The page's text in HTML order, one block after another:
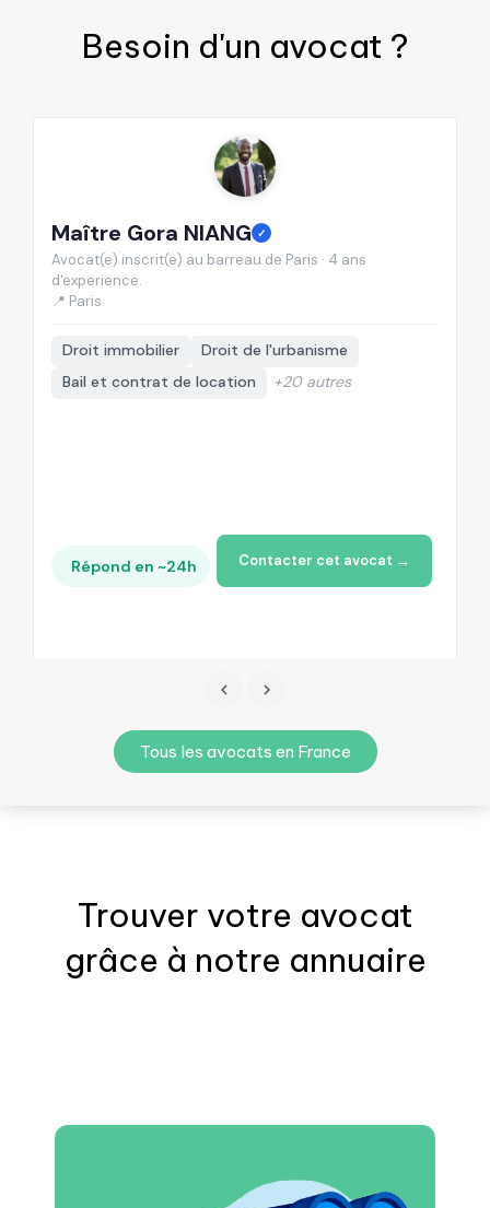
Besoin d'un avocat ?
Maître Gora NIANG ✓
Avocat(e) inscrit(e) au barreau de Paris · 4 ans
d'experience.
📍 Paris
Droit immobilier
Droit de l'urbanisme
Bail et contrat de location
+20 autres
Répond en ~24h Contacter cet avocat →
Tous les avocats en France
Trouver votre avocat
grâce à notre annuaire